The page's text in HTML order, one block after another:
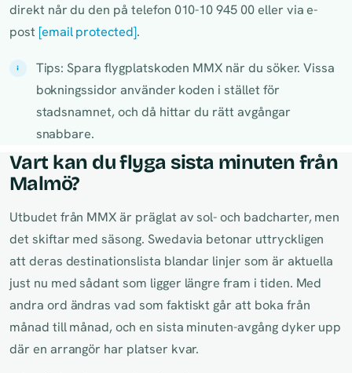
direkt når du den på telefon 010-10 945 00 eller via e-
post [email protected].
Tips: Spara flygplatskoden MMX när du söker. Vissa
bokningssidor använder koden i stället för
stadsnamnet, och då hittar du rätt avgångar
snabbare.
Vart kan du flyga sista minuten från
Malmö?
Utbudet från MMX är präglat av sol- och badcharter, men
det skiftar med säsong. Swedavia betonar uttryckligen
att deras destinationslista blandar linjer som är aktuella
just nu med sådant som ligger längre fram i tiden. Med
andra ord ändras vad som faktiskt går att boka från
månad till månad, och en sista minuten-avgång dyker upp
där en arrangör har platser kvar.